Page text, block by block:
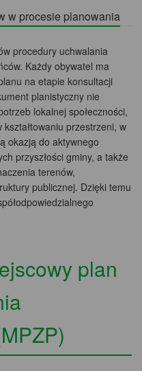
w procesie planowania
procedury uchwalania
Każdy obywatel ma
na etapie konsultacji
planistyczny nie
lokalnej społeczności,
przestrzeni, w
okazją do aktywnego
przyszłości gminy, a także
terenów,
publicznej. Dzięki temu
plan